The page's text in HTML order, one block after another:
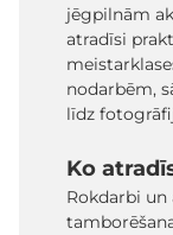
jēgpilnām
atradīsi
nodarbēm,
līdz
Ko
Rokdarbi un